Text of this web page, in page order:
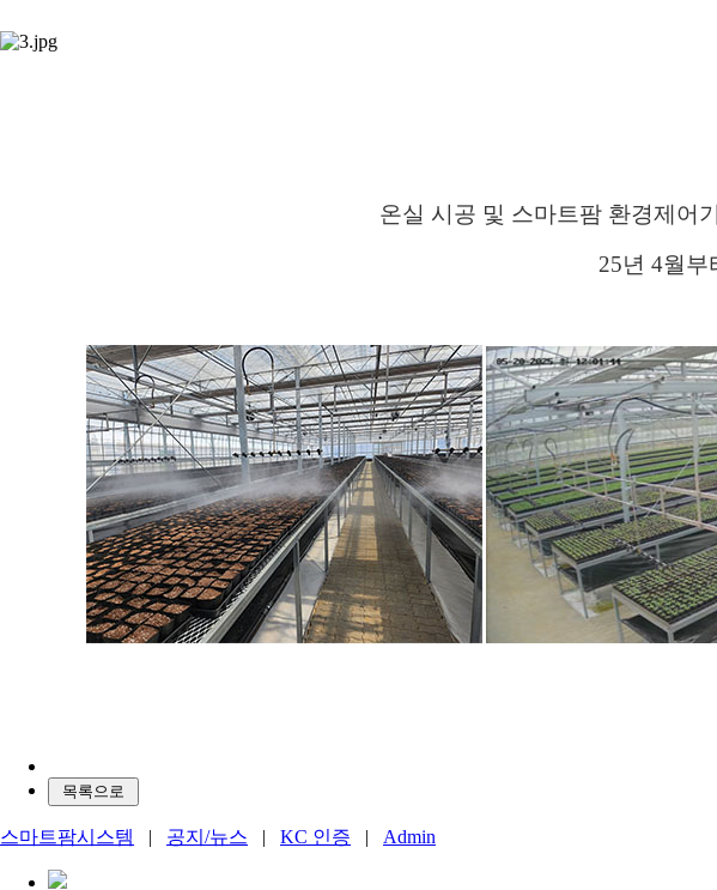
온실 시공 및 스마트팜 환경제어
25년 4월
스마트팜시스템 | 공지/뉴스 | KC 인증 | Admin